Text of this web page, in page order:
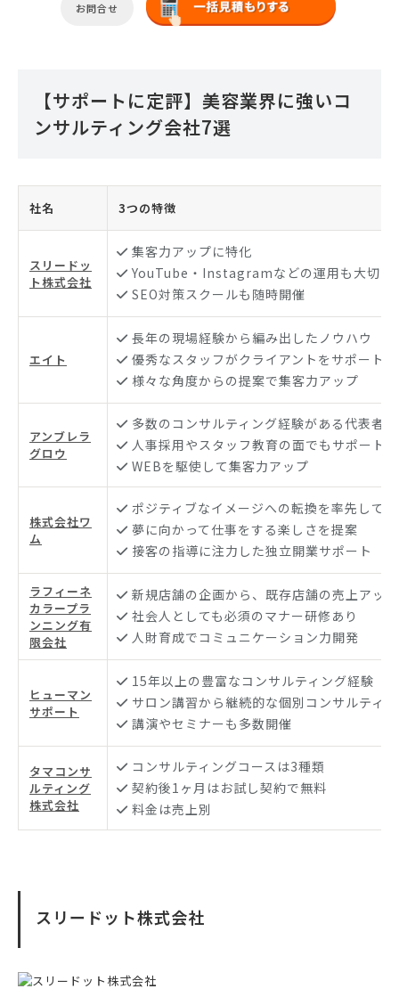
お問合せ
【サポートに定評】美容業界に強いコ
ンサルティング会社7選
社名 3つの特徴
スリードッ
ト株式会社
集客力アップに特化
YouTube・Instagramなどの運用も大切
SEO対策スクールも随時開催
エイト
長年の現場経験から編み出したノウハウ
優秀なスタッフがクライアントをサポート
様々な角度からの提案で集客力アップ
アンブレラ
グロウ
多数のコンサルティング経験がある代表者
人事採用やスタッフ教育の面でもサポート
WEBを駆使して集客力アップ
株式会社ワ
ム
ポジティブなイメージへの転換を率先して
夢に向かって仕事をする楽しさを提案
接客の指導に注力した独立開業サポート
ラフィーネ
カラープラ
ンニング有
限会社
新規店舗の企画から、既存店舗の売上アッ
社会人としても必須のマナー研修あり
人財育成でコミュニケーション力開発
ヒューマン
サポート
15年以上の豊富なコンサルティング経験
サロン講習から継続的な個別コンサルティ
講演やセミナーも多数開催
タマコンサ
ルティング
株式会社
コンサルティングコースは3種類
契約後1ヶ月はお試し契約で無料
料金は売上別
スリードット株式会社